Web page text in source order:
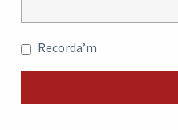
Recorda’m